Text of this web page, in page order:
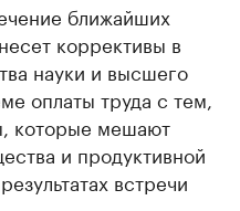
ближайших
коррективы в
науки и высшего
оплаты труда с тем,
которые мешают
и продуктивной
встречи